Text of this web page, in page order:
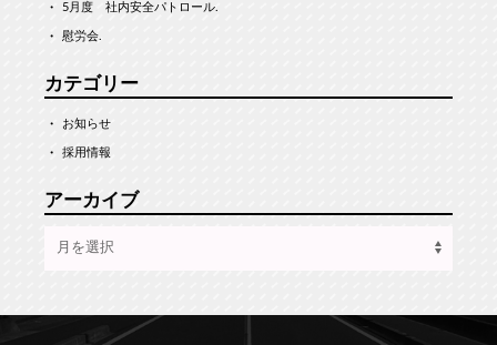
5月度 社内安全パトロール.
慰労会.
カテゴリー
お知らせ
採用情報
アーカイブ